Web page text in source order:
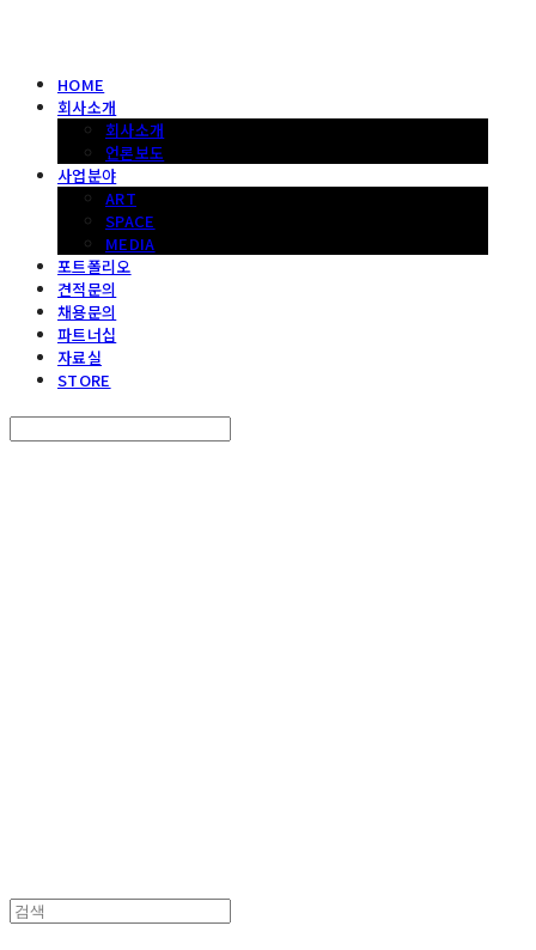
HOME
회사소개
회사소개
언론보도
사업분야
ART
SPACE
MEDIA
포트폴리오
견적문의
채용문의
파트너십
자료실
STORE